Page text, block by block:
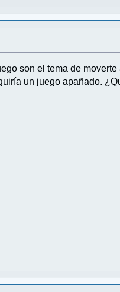
son el tema de
un juego apañado.